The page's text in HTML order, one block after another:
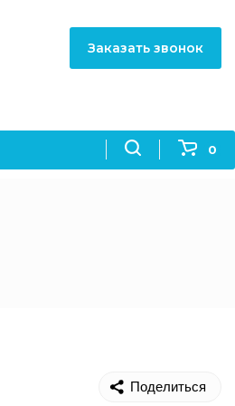
0
Заказать звонок
Поделиться